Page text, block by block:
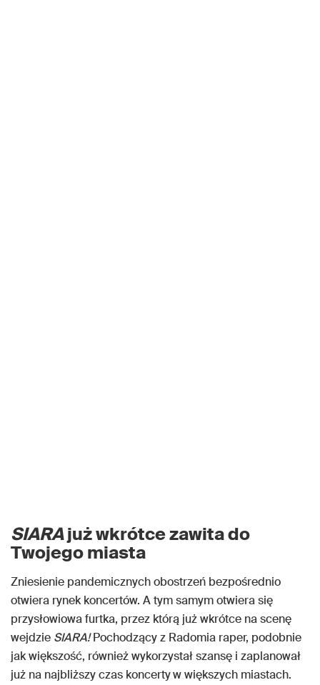
SIARAjuż wkrótce zawita do
Twojego miasta
Zniesienie pandemicznych obostrzeń bezpośrednio
otwiera rynek koncertów. A tym samym otwiera się
przysłowiowa furtka, przez którą już wkrótce na scenę
wejdzie SIARA!Pochodzący z Radomia raper, podobnie
jak większość, również wykorzystał szansę i zaplanował
już na najbliższy czas koncertyw większych miastach.